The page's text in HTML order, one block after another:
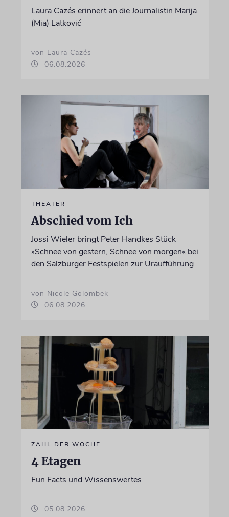
Laura Cazés erinnert an die Journalistin Marija
(Mia) Latković
von Laura Cazés
06.08.2026
THEATER
Abschied vom Ich
Jossi Wieler bringt Peter Handkes Stück
»Schnee von gestern, Schnee von morgen« bei
den Salzburger Festspielen zur Uraufführung
von Nicole Golombek
06.08.2026
ZAHL DER WOCHE
4 Etagen
Fun Facts und Wissenswertes
05.08.2026